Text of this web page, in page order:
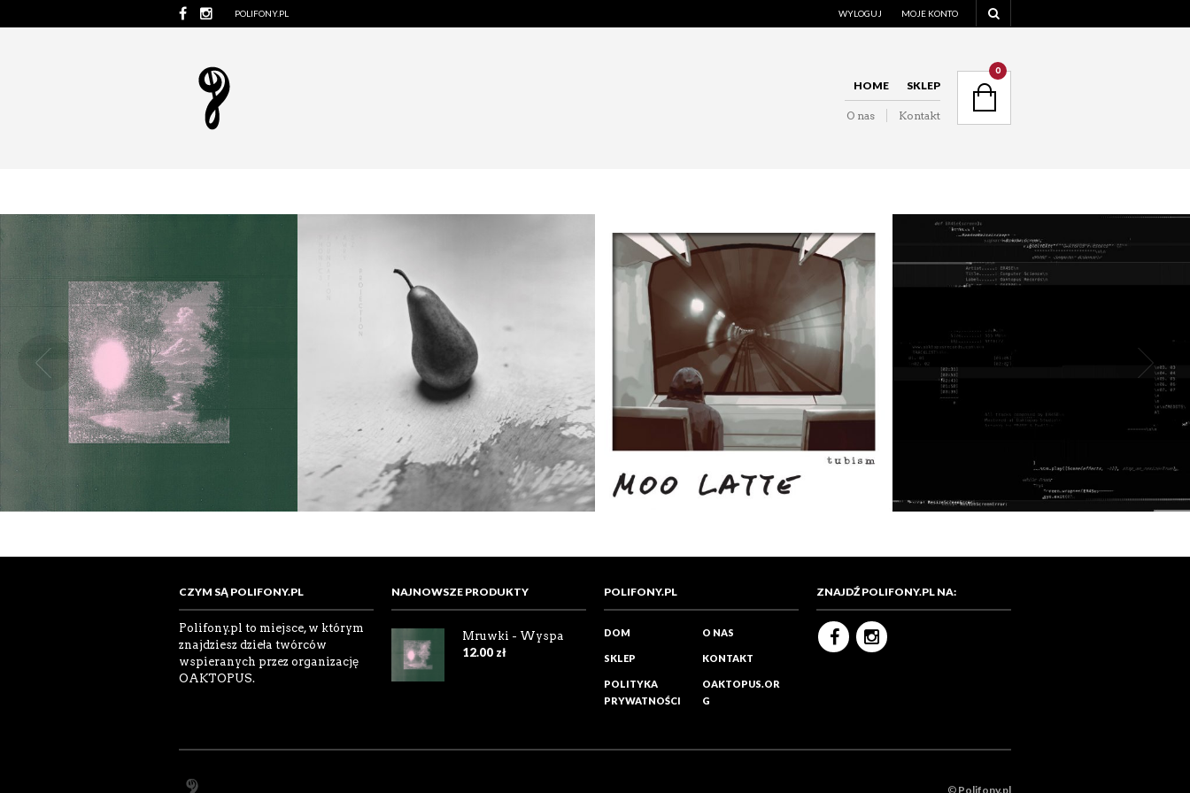
POLIFONY.PL WYLOGUJ MOJE KONTO
HOME SKLEP
O nas Kontakt
0
CZYM SĄ POLIFONY.PL
Polifony.pl to miejsce, w którym
znajdziesz dzieła twórców
wspieranych przez organizację
OAKTOPUS.
NAJNOWSZE PRODUKTY
Mruwki - Wyspa
12.00 zł
POLIFONY.PL
DOM O NAS
SKLEP KONTAKT
POLITYKA
PRYWATNOŚCI
OAKTOPUS.OR
G
ZNAJDŹ POLIFONY.PL NA:
© Polifony.pl
NAVIGATION